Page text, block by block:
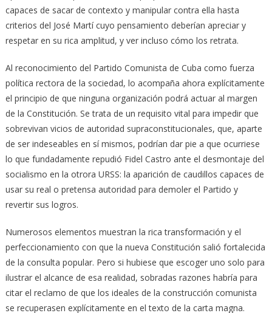
capaces de sacar de contexto y manipular contra ella hasta
criterios del José Martí cuyo pensamiento deberían apreciar y
respetar en su rica amplitud, y ver incluso cómo los retrata.
Al reconocimiento del Partido Comunista de Cuba como fuerza
política rectora de la sociedad, lo acompaña ahora explícitamente
el principio de que ninguna organización podrá actuar al margen
de la Constitución. Se trata de un requisito vital para impedir que
sobrevivan vicios de autoridad supraconstitucionales, que, aparte
de ser indeseables en sí mismos, podrían dar pie a que ocurriese
lo que fundadamente repudió Fidel Castro ante el desmontaje del
socialismo en la otrora URSS: la aparición de caudillos capaces de
usar su real o pretensa autoridad para demoler el Partido y
revertir sus logros.
Numerosos elementos muestran la rica transformación y el
perfeccionamiento con que la nueva Constitución salió fortalecida
de la consulta popular. Pero si hubiese que escoger uno solo para
ilustrar el alcance de esa realidad, sobradas razones habría para
citar el reclamo de que los ideales de la construcción comunista
se recuperasen explícitamente en el texto de la carta magna.